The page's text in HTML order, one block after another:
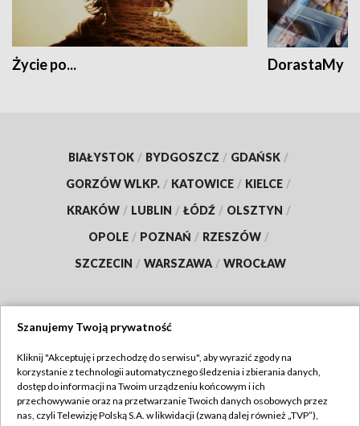
Życie po... DorastaMy
BIAŁYSTOK / BYDGOSZCZ / GDAŃSK /
GORZÓW WLKP. / KATOWICE / KIELCE /
KRAKÓW / LUBLIN / ŁÓDŹ / OLSZTYN /
OPOLE / POZNAŃ / RZESZÓW /
SZCZECIN / WARSZAWA / WROCŁAW
TVP
Abonament TVP
Regulamin TVP
Szanujemy Twoją prywatność
Kliknij "Akceptuję i przechodzę do serwisu", aby wyrazić zgody na
korzystanie z technologii automatycznego śledzenia i zbierania danych,
dostęp do informacji na Twoim urządzeniu końcowym i ich
przechowywanie oraz na przetwarzanie Twoich danych osobowych przez
nas, czyli Telewizję Polską S.A. w likwidacji (zwaną dalej również „TVP”),